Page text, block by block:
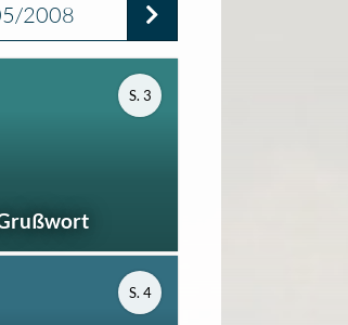
2008
S. 3
S. 4